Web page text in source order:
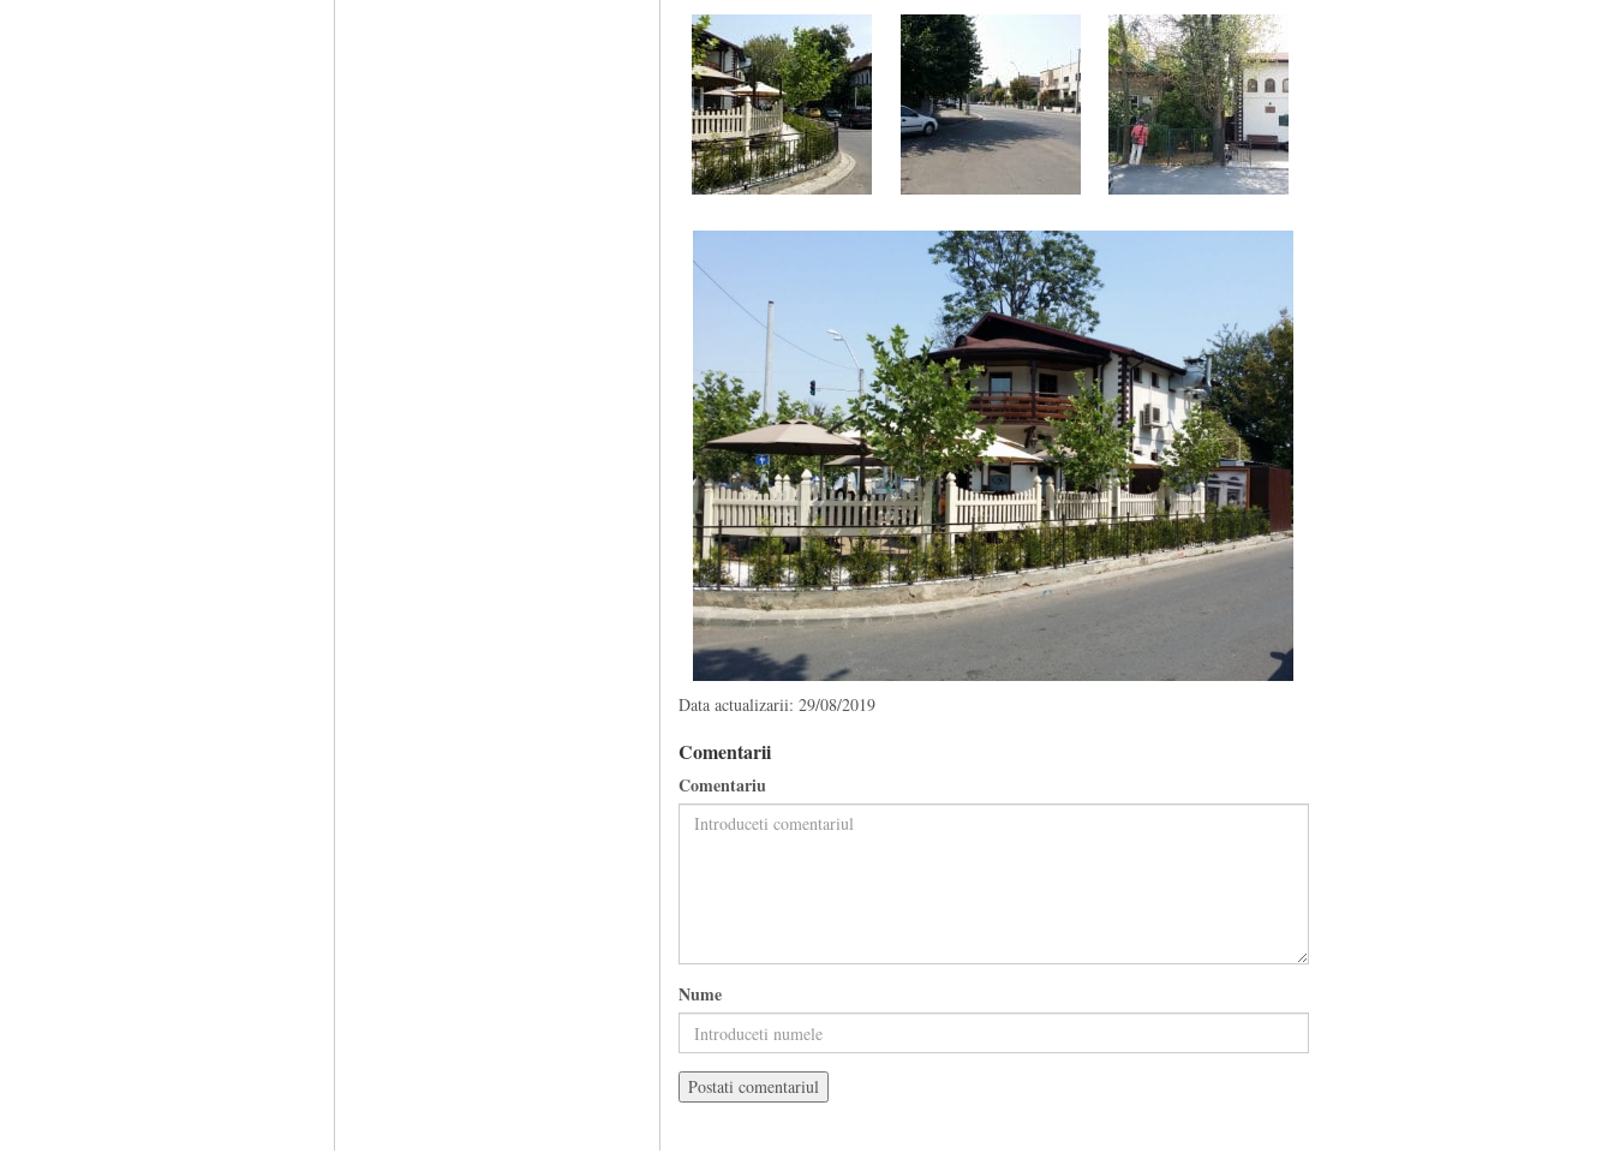
Data actualizarii: 29/08/2019
Comentarii
Comentariu
Nume